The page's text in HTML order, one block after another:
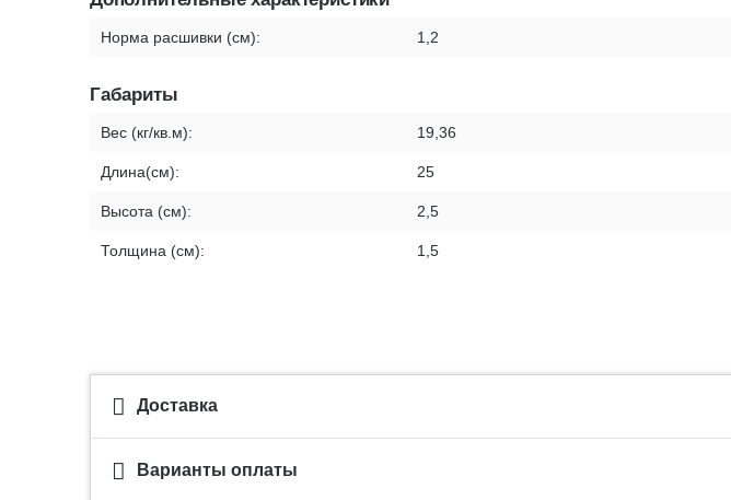
Норма расшивки (см): 1,2
Габариты
Вес (кг/кв.м): 19,36
Длина(см): 25
Высота (см): 2,5
Толщина (см): 1,5
Доставка
Варианты оплаты